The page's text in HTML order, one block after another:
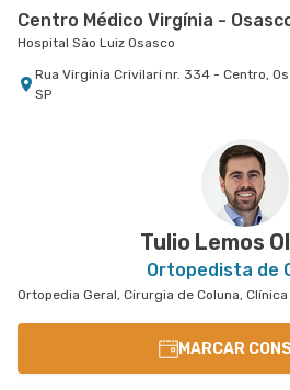
Centro Médico Virgínia -
Hospital São Luiz Osasco
Rua Virginia Crivilari nr. 334 - Centro,
SP
Tulio Lemos
Ortopedista de
MARCAR